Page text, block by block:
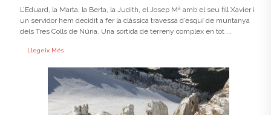
L’Eduard, la Marta, la Berta, la Judith, el Josep Mª amb el seu fill Xavier i
un servidor hem decidit a fer la clàssica travessa d’esquí de muntanya
dels Tres Colls de Núria. Una sortida de terreny complex en tot ...
Llegeix Més